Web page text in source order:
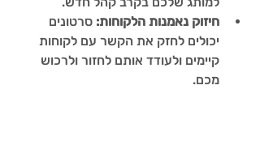
חיזוק נאמנות הלקוחות: סרטונים
יכולים לחזק את הקשר עם לקוחות
קיימים ולעודד אותם לחזור ולרכוש
מכם.